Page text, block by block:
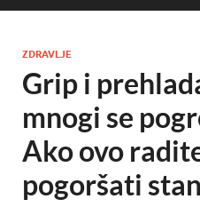
ZDRAVLJE
Grip i
mnogi se
Ako ovo
pogoršati